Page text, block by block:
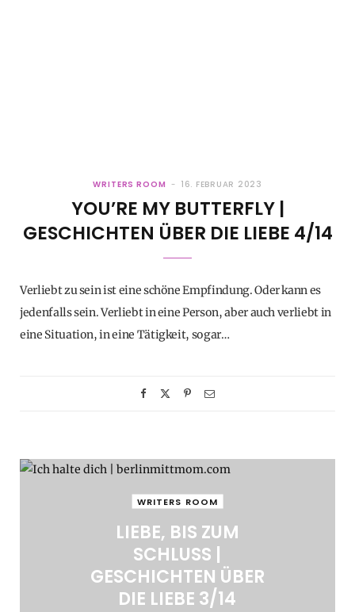
WRITERS ROOM 16. FEBRUAR 2023
YOU’RE MY BUTTERFLY |
GESCHICHTEN ÜBER DIE LIEBE 4/14
Verliebt zu sein ist eine schöne Empfindung. Oder kann es
jedenfalls sein. Verliebt in eine Person, aber auch verliebt in
eine Situation, in eine Tätigkeit, sogar…
WRITERS ROOM
LIEBE, BIS ZUM
SCHLUSS |
GESCHICHTEN ÜBER
DIE LIEBE 3/14